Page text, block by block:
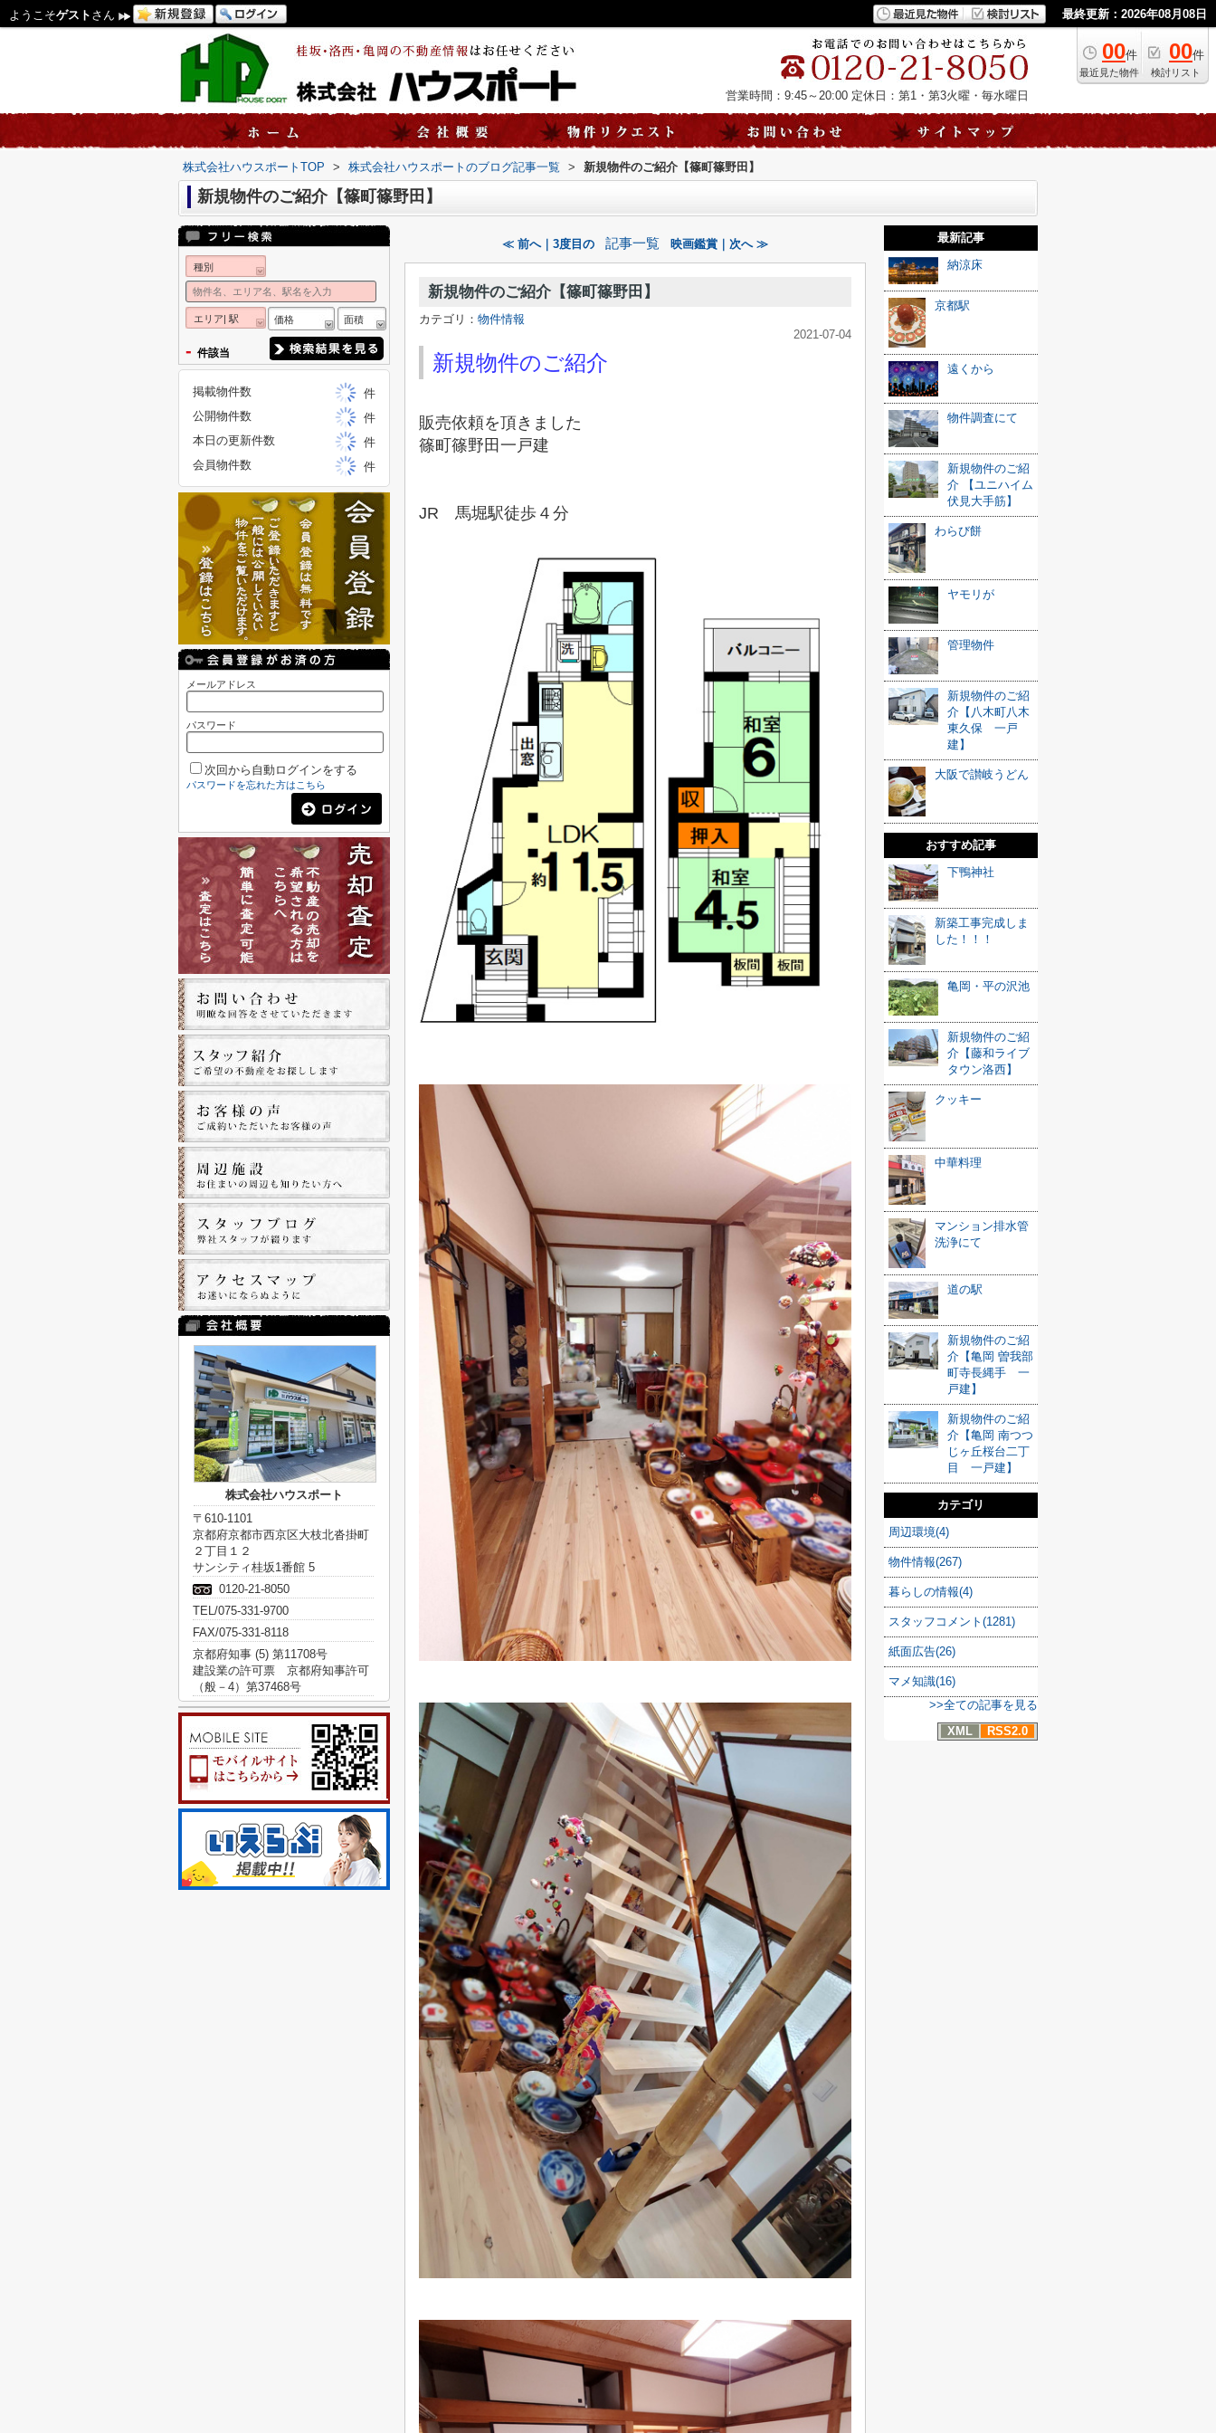
ようこそゲスト さん 最終更新：2026年08月08日
00件
最近見た物件
00件
検討リスト
営業時間：9:45～20:00 定休日：第1・第3火曜・毎水曜日
株式会社ハウスポートTOP > 株式会社ハウスポートのブログ記事一覧 > 新規物件のご紹介【篠町篠野田】
新規物件のご紹介【篠町篠野田】
≪ 前へ｜3度目の 記事一覧 映画鑑賞｜次へ ≫
新規物件のご紹介【篠町篠野田】
カテゴリ： 物件情報
2021-07-04
新規物件のご紹介
販売依頼を頂きました
篠町篠野田一戸建
JR 馬堀駅徒歩４分
最新記事
納涼床
京都駅
遠くから
物件調査にて
新規物件のご紹
介 【ユニハイム
伏見大手筋】
わらび餅
ヤモリが
管理物件
新規物件のご紹
介【八木町八木
東久保 一戸
建】
大阪で讃岐うどん
おすすめ記事
下鴨神社
新築工事完成しま
した！！！
亀岡・平の沢池
新規物件のご紹
介【藤和ライブ
タウン洛西】
クッキー
中華料理
マンション排水管
洗浄にて
道の駅
新規物件のご紹
介【亀岡 曽我部
町寺長縄手 一
戸建】
新規物件のご紹
介【亀岡 南つつ
じヶ丘桜台二丁
目 一戸建】
カテゴリ
周辺環境(4)
物件情報(267)
暮らしの情報(4)
スタッフコメント(1281)
紙面広告(26)
マメ知識(16)
>>全ての記事を見る
XML
RSS2.0
種別
エリア| 駅 価格 面積
- 件該当
掲載物件数
件
公開物件数
件
本日の更新件数
件
会員物件数
件
メールアドレス
パスワード
次回から自動ログインをする
パスワードを忘れた方はこちら
株式会社ハウスポート
〒610-1101
京都府京都市西京区大枝北沓掛町
２丁目１２
サンシティ桂坂1番館 5
0120-21-8050
TEL/075-331-9700
FAX/075-331-8118
京都府知事 (5) 第11708号
建設業の許可票 京都府知事許可
（般－4）第37468号